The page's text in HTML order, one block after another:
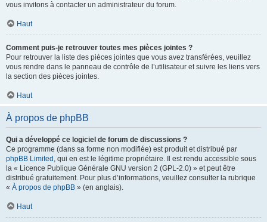
vous invitons à contacter un administrateur du forum.
Haut
Comment puis-je retrouver toutes mes pièces jointes ?
Pour retrouver la liste des pièces jointes que vous avez transférées, veuillez
vous rendre dans le panneau de contrôle de l’utilisateur et suivre les liens vers
la section des pièces jointes.
Haut
À propos de phpBB
Qui a développé ce logiciel de forum de discussions ?
Ce programme (dans sa forme non modifiée) est produit et distribué par
phpBB Limited , qui en est le légitime propriétaire. Il est rendu accessible sous
la « Licence Publique Générale GNU version 2 (GPL-2.0) » et peut être
distribué gratuitement. Pour plus d’informations, veuillez consulter la rubrique
« À propos de phpBB » (en anglais).
Haut